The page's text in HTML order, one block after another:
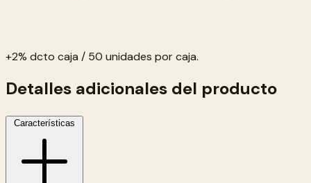
+2% dcto caja / 50 unidades por caja.
Detalles adicionales del producto
Características